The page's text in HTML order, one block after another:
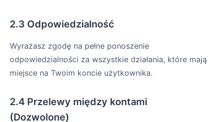
2.3 Odpowiedzialność
Wyrażasz zgodę na pełne ponoszenie
odpowiedzialności za wszystkie działania, które mają
miejsce na Twoim koncie użytkownika.
2.4 Przelewy między kontami
(Dozwolone)